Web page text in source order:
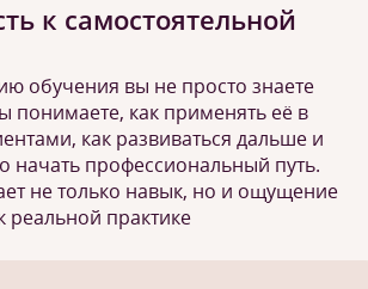
к самостоятельной
обучения вы не просто знаете
понимаете, как применять её в
как развиваться дальше и
начать профессиональный путь.
не только навык, но и ощущение
реальной практике